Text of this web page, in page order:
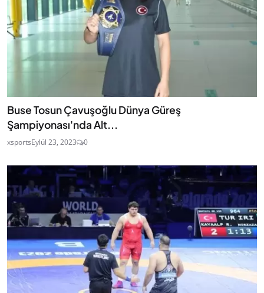
Buse Tosun Çavuşoğlu Dünya Güreş
Şampiyonası'nda Alt...
xsportsEylül 23, 2023 0